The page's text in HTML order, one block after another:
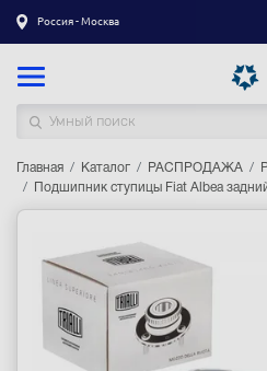
Россия - Москва
Каталог товаров
Гарантия
Главная Каталог РАСПРОДАЖА
Подшипник ступицы Fiat Albea